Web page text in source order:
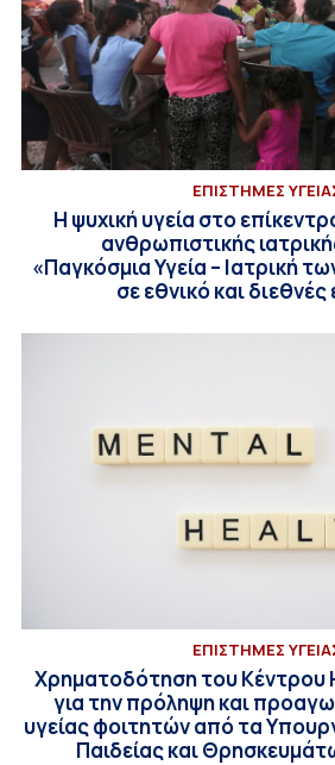
ΕΠΙΣΤΗΜΕΣ
Η ψυχική υγεία στο
ανθρωπιστικής
«Παγκόσμια Υγεία – Ιατρική
σε εθνικό και
ΕΠΙΣΤΗΜΕΣ
Χρηματοδότηση του Κέντρου
για την πρόληψη και
υγείας φοιτητών από τα
Παιδείας και